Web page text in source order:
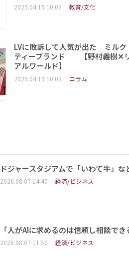
2025.04.19 10:03 教育/文化
LVに敗訴して人気が出た ミルク
ティーブランド 【野村義樹✕
アルワールド】
2025.04.19 10:03 コラム
ドジャースタジアムで「いわて牛」
2026.08.07 14:40 経済/ビジネス
「人がAIに求めるのは信頼し相談で
2026.08.07 11:50 経済/ビジネス